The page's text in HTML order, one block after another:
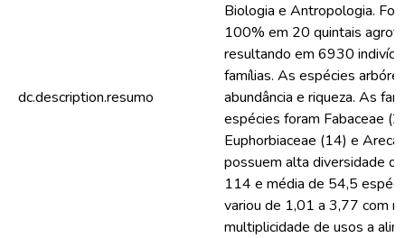
dc.description.resumo
Biologia e Antropologia. Foi
100% em 20 quintais
resultando em 6930
famílias. As espécies
abundância e riqueza. As
espécies foram Fabaceae
Euphorbiaceae (14) e
possuem alta diversidade
114 e média de 54,5
variou de 1,01 a 3,77 com
multiplicidade de usos a